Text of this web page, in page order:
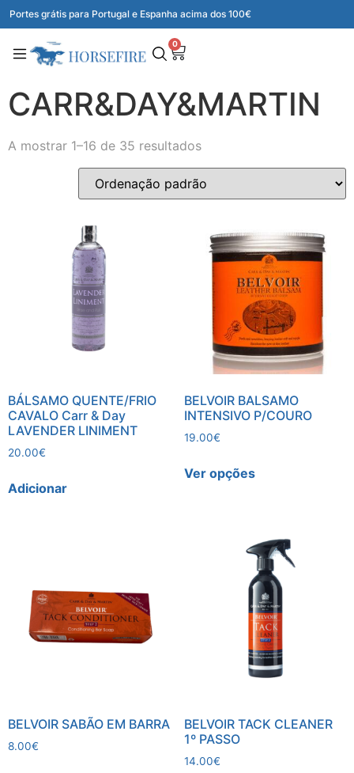
Portes grátis para Portugal e Espanha acima dos 100€
0
CARR&DAY&MARTIN
A mostrar 1–16 de 35 resultados
BÁLSAMO QUENTE/FRIO
CAVALO Carr & Day
LAVENDER LINIMENT
20.00€
Adicionar
BELVOIR BALSAMO
INTENSIVO P/COURO
19.00€
Ver opções
BELVOIR SABÃO EM BARRA
8.00€
BELVOIR TACK CLEANER
1º PASSO
14.00€